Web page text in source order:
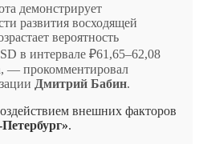
демонстрирует
развития восходящей
вероятность
в интервале ₽61,65–62,08
— прокомментировал
Дмитрий Бабин.
внешних факторов
.